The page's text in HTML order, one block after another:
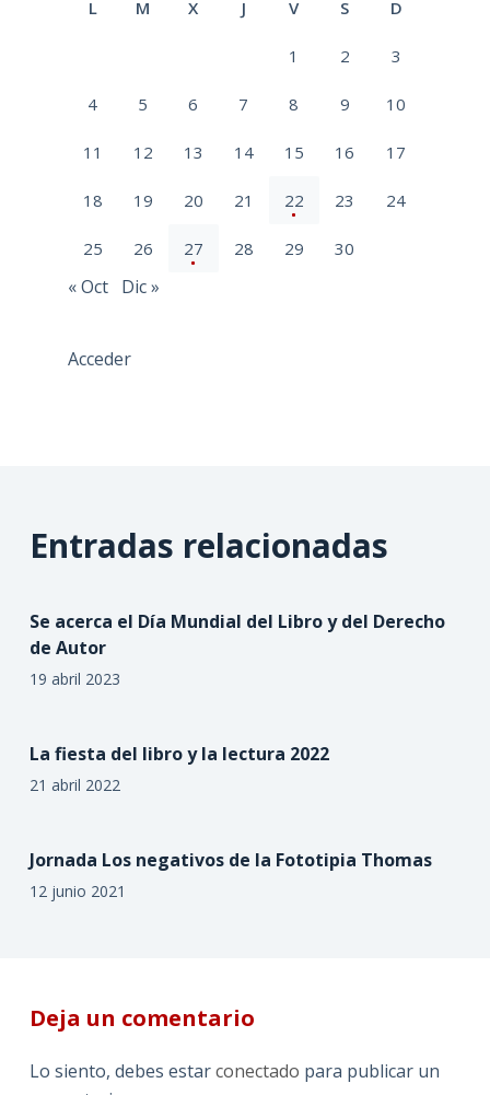
L M X J V S D
1 2 3
4 5 6 7 8 9 10
11 12 13 14 15 16 17
18 19 20 21 22 23 24
25 26 27 28 29 30
« Oct Dic »
Acceder
Entradas relacionadas
Se acerca el Día Mundial del Libro y del Derecho
de Autor
19 abril 2023
La fiesta del libro y la lectura 2022
21 abril 2022
Jornada Los negativos de la Fototipia Thomas
12 junio 2021
Deja un comentario
Lo siento, debes estarconectado para publicar un